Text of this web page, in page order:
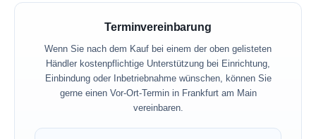
Terminvereinbarung
Wenn Sie nach dem Kauf bei einem der oben gelisteten
Händler kostenpflichtige Unterstützung bei Einrichtung,
Einbindung oder Inbetriebnahme wünschen, können Sie
gerne einen Vor-Ort-Termin in Frankfurt am Main
vereinbaren.